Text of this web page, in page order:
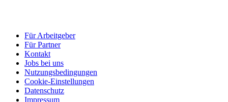
Für Arbeitgeber
Für Partner
Kontakt
Jobs bei uns
Nutzungsbedingungen
Cookie-Einstellungen
Datenschutz
Impressum